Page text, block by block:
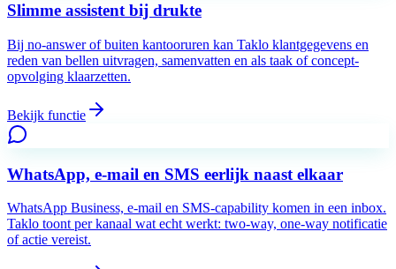
Slimme assistent bij drukte
Bij no-answer of buiten kantooruren kan Taklo klantgegevens en
reden van bellen uitvragen, samenvatten en als taak of concept-
opvolging klaarzetten.
Bekijk functie
WhatsApp, e-mail en SMS eerlijk naast elkaar
WhatsApp Business, e-mail en SMS-capability komen in een inbox.
Taklo toont per kanaal wat echt werkt: two-way, one-way notificatie
of actie vereist.